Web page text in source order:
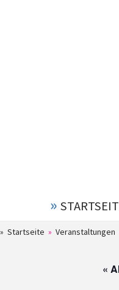
» Startseite » Veranstaltungen
«